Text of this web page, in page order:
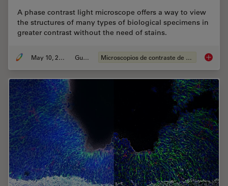
A phase contrast light microscope offers a way to view
the structures of many types of biological specimens in
greater contrast without the need of stains.
May 10, 2021 Guide Microscopios de contraste de fases A